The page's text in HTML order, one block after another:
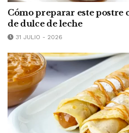
Cómo preparar este postre
de dulce de leche
31 JULIO - 2026